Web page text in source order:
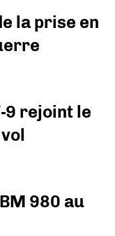
la prise en
9 rejoint le
980 au